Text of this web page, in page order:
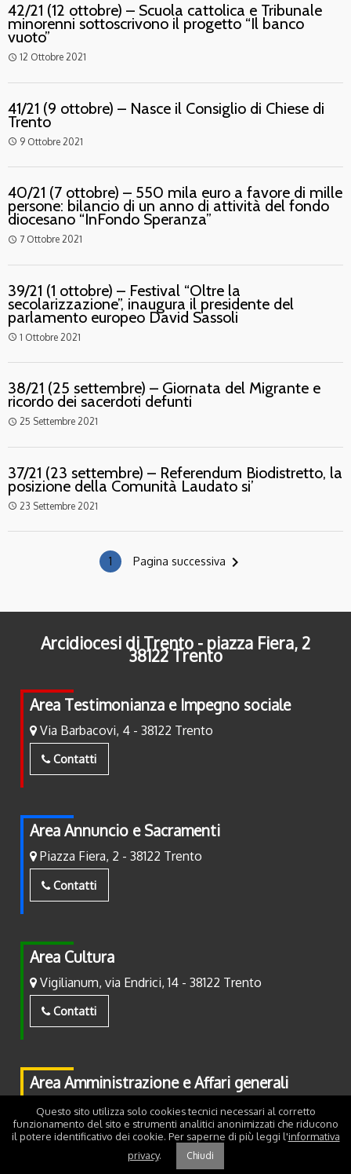
42/21 (12 ottobre) – Scuola cattolica e Tribunale
minorenni sottoscrivono il progetto “Il banco
vuoto”
access_time 12 Ottobre 2021
41/21 (9 ottobre) – Nasce il Consiglio di Chiese di
Trento
access_time 9 Ottobre 2021
40/21 (7 ottobre) – 550 mila euro a favore di mille
persone: bilancio di un anno di attività del fondo
diocesano “InFondo Speranza”
access_time 7 Ottobre 2021
39/21 (1 ottobre) – Festival “Oltre la
secolarizzazione”, inaugura il presidente del
parlamento europeo David Sassoli
access_time 1 Ottobre 2021
38/21 (25 settembre) – Giornata del Migrante e
ricordo dei sacerdoti defunti
access_time 25 Settembre 2021
37/21 (23 settembre) – Referendum Biodistretto, la
posizione della Comunità Laudato si’
access_time 23 Settembre 2021
1 Pagina successiva navigate_next
Arcidiocesi di Trento - piazza Fiera, 2
38122 Trento
Area Testimonianza e Impegno sociale
Via Barbacovi, 4 - 38122 Trento
Contatti
Area Annuncio e Sacramenti
Piazza Fiera, 2 - 38122 Trento
Contatti
Area Cultura
Vigilianum, via Endrici, 14 - 38122 Trento
Contatti
Area Amministrazione e Affari generali
Piazza Fiera, 2 - 38122 Trento
Contatti
Questo sito utilizza solo cookies tecnici necessari al corretto
funzionamento del sito e strumenti analitici anonimizzati che riducono
il potere identificativo dei cookie. Per saperne di più leggi l'informativa
privacy. Chiudi